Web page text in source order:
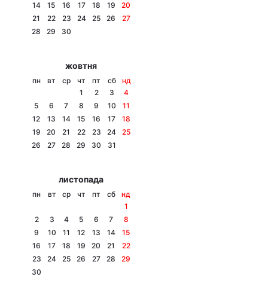
14
15 16 17 18 19
20
21
22 23 24 25 26
27
28
29 30
жовтня
пн вт ср чт пт сб
нд
1
2 3
4
5
6 7 8 9 10
11
12
13 14 15 16 17
18
19
20 21 22 23 24
25
26
27 28 29 30 31
листопада
пн вт ср чт пт сб
нд
1
2
3 4 5 6 7
8
9
10 11 12 13 14
15
16
17 18 19 20 21
22
23
24 25 26 27 28
29
30